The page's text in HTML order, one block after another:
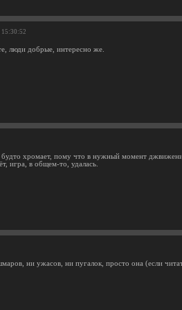
15:30:52
люди добрые, интересно же.
хромает, пому что в нужный момент
игра, в общем-то, удалась.
ни ужасов, ни пугалок, просто она (если